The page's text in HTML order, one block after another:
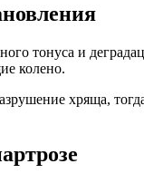
тонуса и
колено.
хряща,